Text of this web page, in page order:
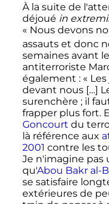
À la suite de
déjoué in
« Nous devons
assauts et donc
semaines avant
antiterroriste
également : «
devant nous […]
surenchère ; il
frapper plus fort.
Goncourt du
là référence aux
2001 contre les
Je n'imagine
qu'Abou Bakr al-
se satisfaire
extérieures de